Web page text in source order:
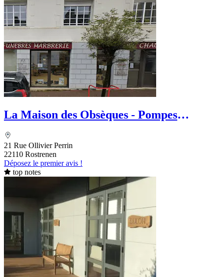
La Maison des Obsèques - Pompes
21 Rue Ollivier Perrin
22110 Rostrenen
Déposez le premier avis !
top notes